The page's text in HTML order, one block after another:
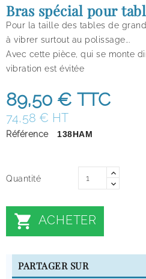
Bras spécial pour
Pour la taille des tables de
à vibrer surtout au polissage...
Avec cette pièce, qui se monte
vibration est évitée
89,50 € TTC
74,58 € HT
Référence 138HAM
Quantité
 ACHETER
PARTAGER SUR